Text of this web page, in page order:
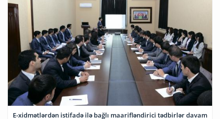
E-xidmətlərdən istifadə ilə bağlı maarifləndirici tədbirlər davam